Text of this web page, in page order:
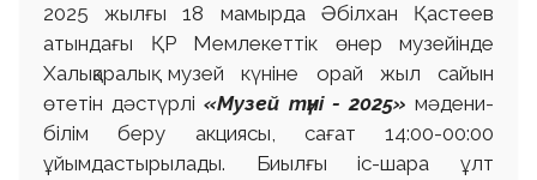
2025 жылғы 18 мамырда Әбілхан Қастеев
атындағы ҚР Мемлекеттік өнер музейінде
Халықаралық музей күніне орай жыл сайын
өтетін дәстүрлі«Музей түні - 2025» мәдени-
білім беру акциясы, сағат 14:00-00:00
ұйымдастырылады. Биылғы іс-шара ұлт